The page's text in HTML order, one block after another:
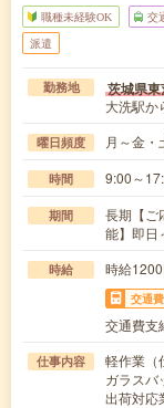
職種未経験OK 交
派遣
勤務地 茨城県
大洗駅か
曜日頻度 月～金・
時間 9:00～
期間
長期【ご
能】即日
時給 時給
交通費
交通費支
仕事内容
軽作業（
ガラスバ
出荷対応